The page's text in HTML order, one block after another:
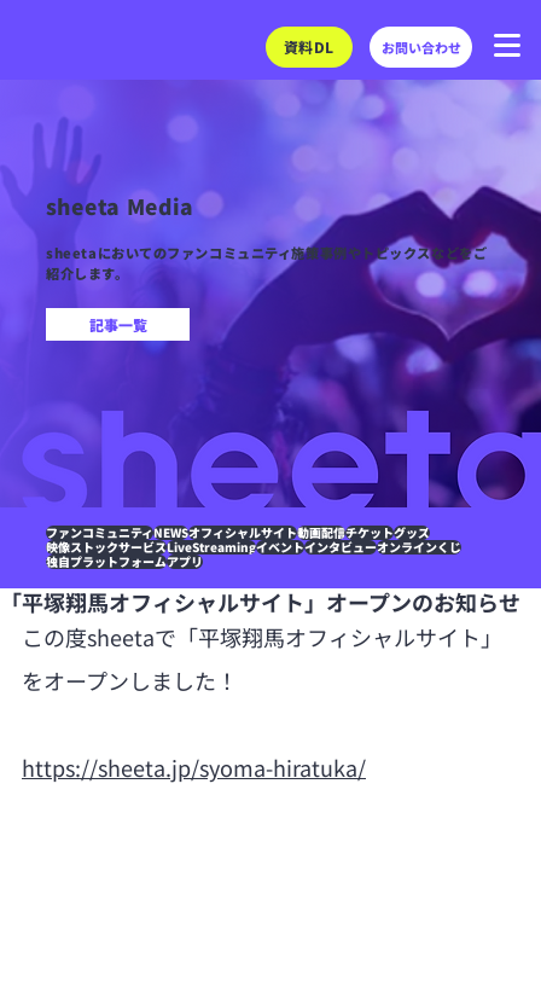
資料DL お問い合わせ
sheeta Media
sheetaにおいてのファンコミュニティ施策事例やトピックスなどをご
紹介します。
記事一覧
ファンコミュニティNEWSオフィシャルサイト動画配信チケットグッズ
映像ストックサービスLiveStreamingイベントインタビューオンラインくじ
独自プラットフォームアプリ
「平塚翔馬オフィシャルサイト」オープンのお知らせ
この度sheetaで「平塚翔馬オフィシャルサイト」
をオープンしました！
https://sheeta.jp/syoma-hiratuka/